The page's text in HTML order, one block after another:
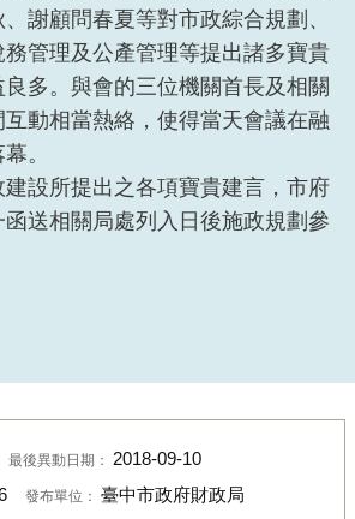
謝顧問春夏等對市政綜合規劃、
管理及公產管理等提出諸多寶貴
多。與會的三位機關首長及相關
互動相當熱絡，使得當天會議在融
。
設所提出之各項寶貴建言，市府
送相關局處列入日後施政規劃參
最後異動日期： 2018-09-10
發布單位： 臺中市政府財政局